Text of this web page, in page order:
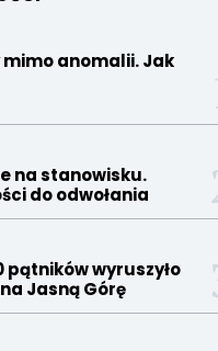
mimo anomalii. Jak
na stanowisku.
do odwołania
pątników wyruszyło
Jasną Górę